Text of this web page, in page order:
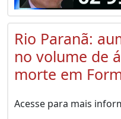
Rio Paranã:
no volume de
morte em
Acesse para mais